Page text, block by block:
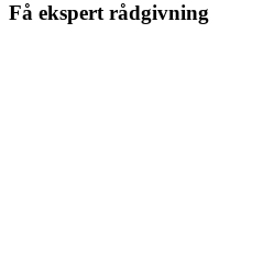
Få ekspert rådgivning